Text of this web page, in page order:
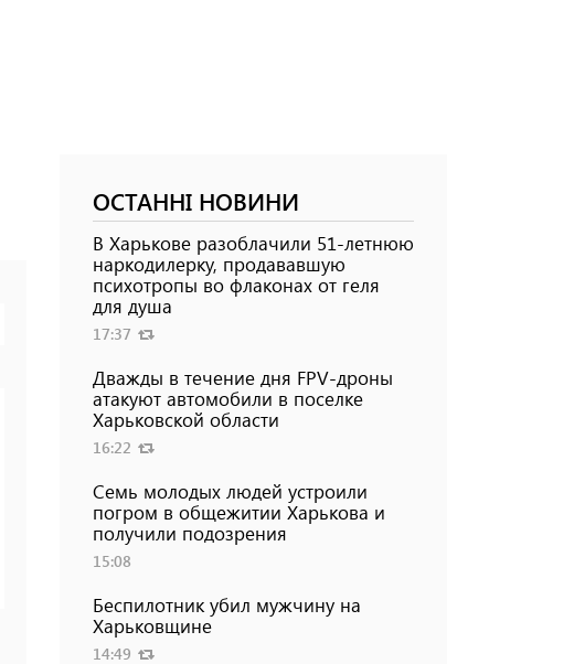
ОСТАННІ НОВИНИ
В Харькове разоблачили 51-летнюю
наркодилерку, продававшую
психотропы во флаконах от геля
для душа
17:37
Дважды в течение дня FPV-дроны
атакуют автомобили в поселке
Харьковской области
16:22
Семь молодых людей устроили
погром в общежитии Харькова и
получили подозрения
15:08
Беспилотник убил мужчину на
Харьковщине
14:49